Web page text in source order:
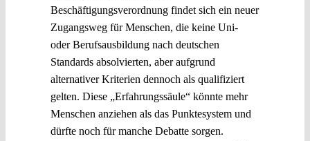
Beschäftigungsverordnung findet sich ein neuer
Zugangsweg für Menschen, die keine Uni-
oder Berufsausbildung nach deutschen
Standards absolvierten, aber aufgrund
alternativer Kriterien dennoch als qualifiziert
gelten. Diese „Erfahrungssäule“ könnte mehr
Menschen anziehen als das Punktesystem und
dürfte noch für manche Debatte sorgen.